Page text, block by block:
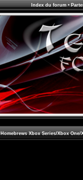
Index du forum•
Homebrews Xbox Series/Xbox One/